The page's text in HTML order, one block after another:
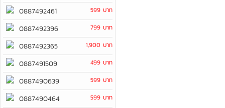
0887492461 599 บาท
0887492396 799 บาท
0887492365 1,900 บาท
0887491509 499 บาท
0887490639 599 บาท
0887490464 599 บาท